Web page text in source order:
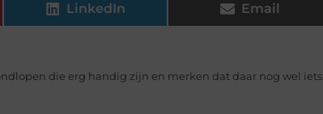
LinkedIn Email
die erg handig zijn en merken dat daar nog wel iets